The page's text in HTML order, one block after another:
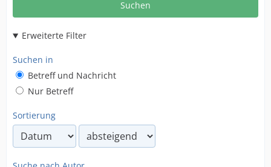
Suchen
Erweiterte Filter
Suchen in
Betreff und Nachricht
Nur Betreff
Sortierung